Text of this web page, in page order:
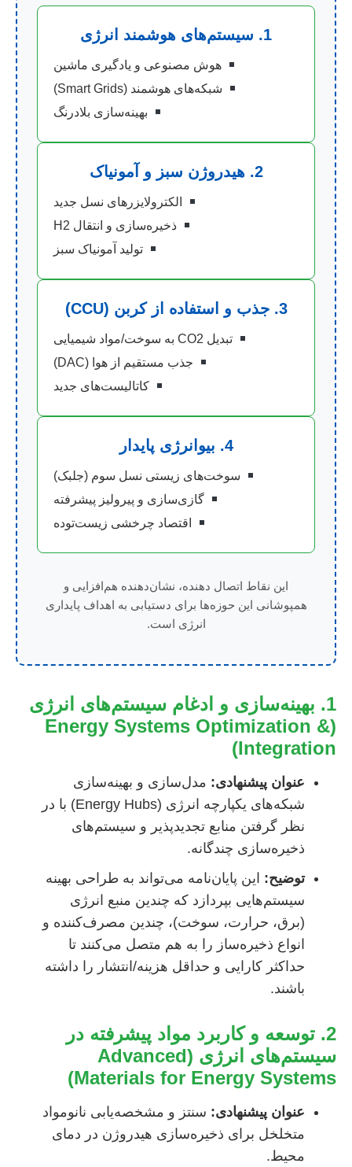
1. سیستم‌های هوشمند انرژی
هوش مصنوعی و یادگیری ماشین
شبکه‌های هوشمند (Smart Grids)
بهینه‌سازی بلادرنگ
2. هیدروژن سبز و آمونیاک
الکترولایزرهای نسل جدید
ذخیره‌سازی و انتقال H2
تولید آمونیاک سبز
3. جذب و استفاده از کربن (CCU)
تبدیل CO2 به سوخت/مواد شیمیایی
جذب مستقیم از هوا (DAC)
کاتالیست‌های جدید
4. بیوانرژی پایدار
سوخت‌های زیستی نسل سوم (جلبک)
گازی‌سازی و پیرولیز پیشرفته
اقتصاد چرخشی زیست‌توده
این نقاط اتصال دهنده، نشان‌دهنده هم‌افزایی و
همپوشانی این حوزه‌ها برای دستیابی به اهداف پایداری
انرژی است.
1. بهینه‌سازی و ادغام سیستم‌های انرژی
(Energy Systems Optimization &
Integration)
عنوان پیشنهادی: مدل‌سازی و بهینه‌سازی
شبکه‌های یکپارچه انرژی (Energy Hubs) با در
نظر گرفتن منابع تجدیدپذیر و سیستم‌های
ذخیره‌سازی چندگانه.
توضیح: این پایان‌نامه می‌تواند به طراحی بهینه
سیستم‌هایی بپردازد که چندین منبع انرژی
(برق، حرارت، سوخت)، چندین مصرف‌کننده و
انواع ذخیره‌ساز را به هم متصل می‌کنند تا
حداکثر کارایی و حداقل هزینه/انتشار را داشته
باشند.
2. توسعه و کاربرد مواد پیشرفته در
سیستم‌های انرژی (Advanced
Materials for Energy Systems)
عنوان پیشنهادی: سنتز و مشخصه‌یابی نانومواد
متخلخل برای ذخیره‌سازی هیدروژن در دمای
محیط.